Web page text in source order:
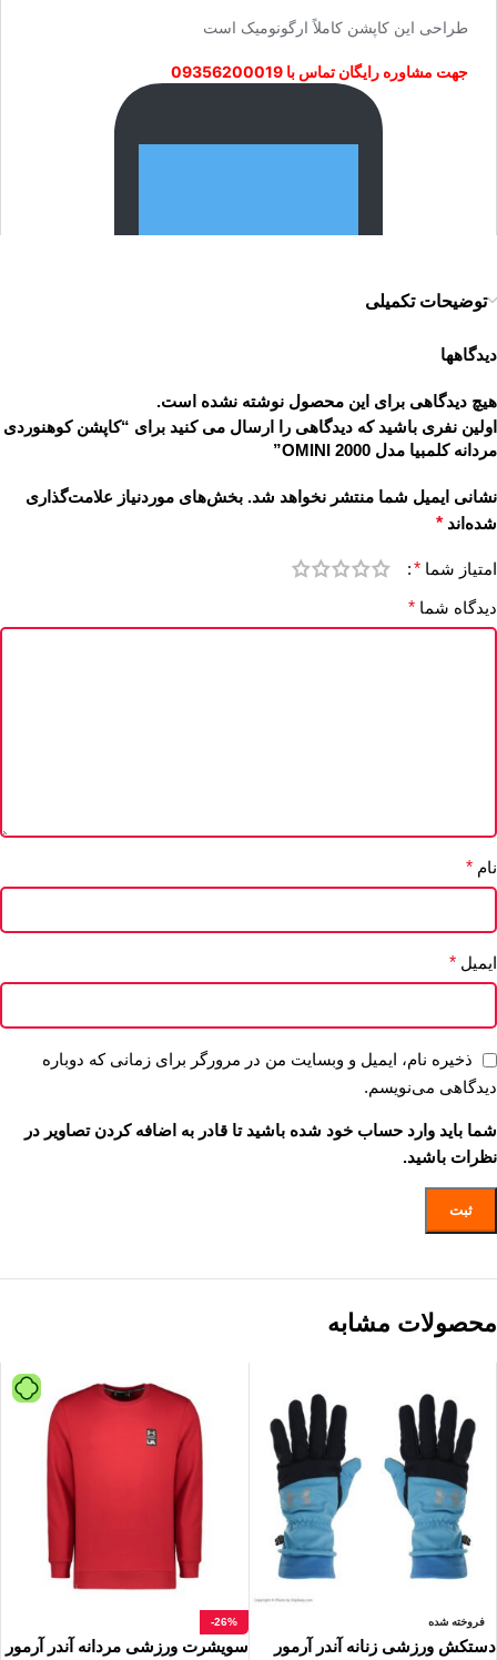
توضیحات تکمیلی
دیدگاهها
هیچ دیدگاهی برای این محصول نوشته نشده است.
اولین نفری باشید که دیدگاهی را ارسال می کنید برای “کاپشن کوهنوردی
مردانه کلمبیا مدل OMINI 2000”
نشانی ایمیل شما منتشر نخواهد شد. بخش‌های موردنیاز علامت‌گذاری
شده‌اند *
امتیاز شما *
دیدگاه شما *
نام *
ایمیل *
ذخیره نام، ایمیل و وبسایت من در مرورگر برای زمانی که دوباره
دیدگاهی می‌نویسم.
شما باید وارد حساب خود شده باشید تا قادر به اضافه کردن تصاویر در
نظرات باشید.
محصولات مشابه
فروخته شده
دستکش ورزشی زنانه آندر آرمور
-26%
سویشرت ورزشی مردانه آندر آرمور